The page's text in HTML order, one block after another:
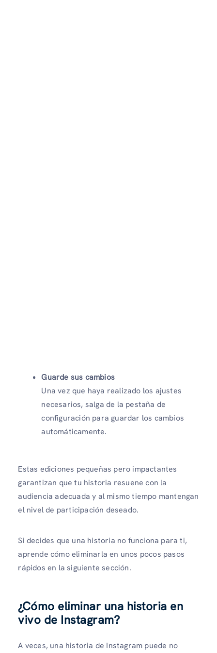
Guarde sus cambios
Una vez que haya realizado los ajustes
necesarios, salga de la pestaña de
configuración para guardar los cambios
automáticamente.
Estas ediciones pequeñas pero impactantes
garantizan que tu historia resuene con la
audiencia adecuada y al mismo tiempo mantengan
el nivel de participación deseado.
Si decides que una historia no funciona para ti,
aprende cómo eliminarla en unos pocos pasos
rápidos en la siguiente sección.
¿Cómo eliminar una historia en
vivo de Instagram?
A veces, una historia de Instagram puede no